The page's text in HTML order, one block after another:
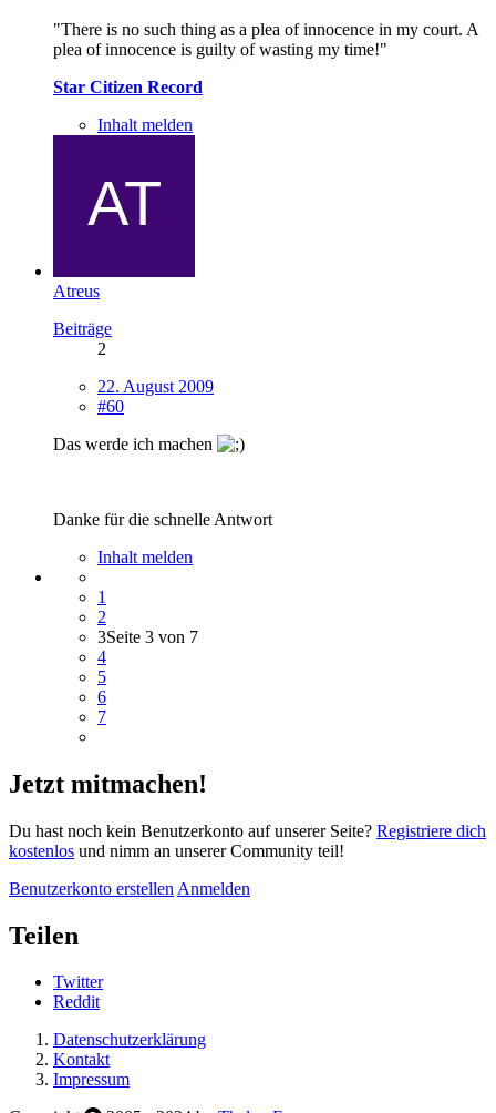
"There is no such thing as a plea of innocence in my court. A
plea of innocence is guilty of wasting my time!"
Star Citizen Record
Inhalt melden
Atreus
Beiträge
2
22. August 2009
#60
Das werde ich machen
Danke für die schnelle Antwort
Inhalt melden
1
2
3Seite 3 von 7
4
5
6
7
Jetzt mitmachen!
Du hast noch kein Benutzerkonto auf unserer Seite? Registriere dich
kostenlos und nimm an unserer Community teil!
Benutzerkonto erstellen Anmelden
Teilen
Twitter
Reddit
Datenschutzerklärung
Kontakt
Impressum